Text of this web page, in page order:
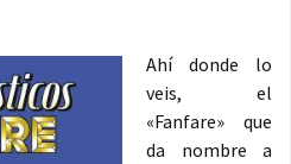
Ahí donde lo
veis, el
«Fanfare» que
da nombre a